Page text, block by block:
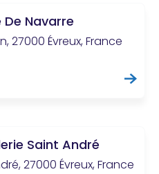
Navarre
27000 Évreux, France
Saint André
27000 Évreux, France